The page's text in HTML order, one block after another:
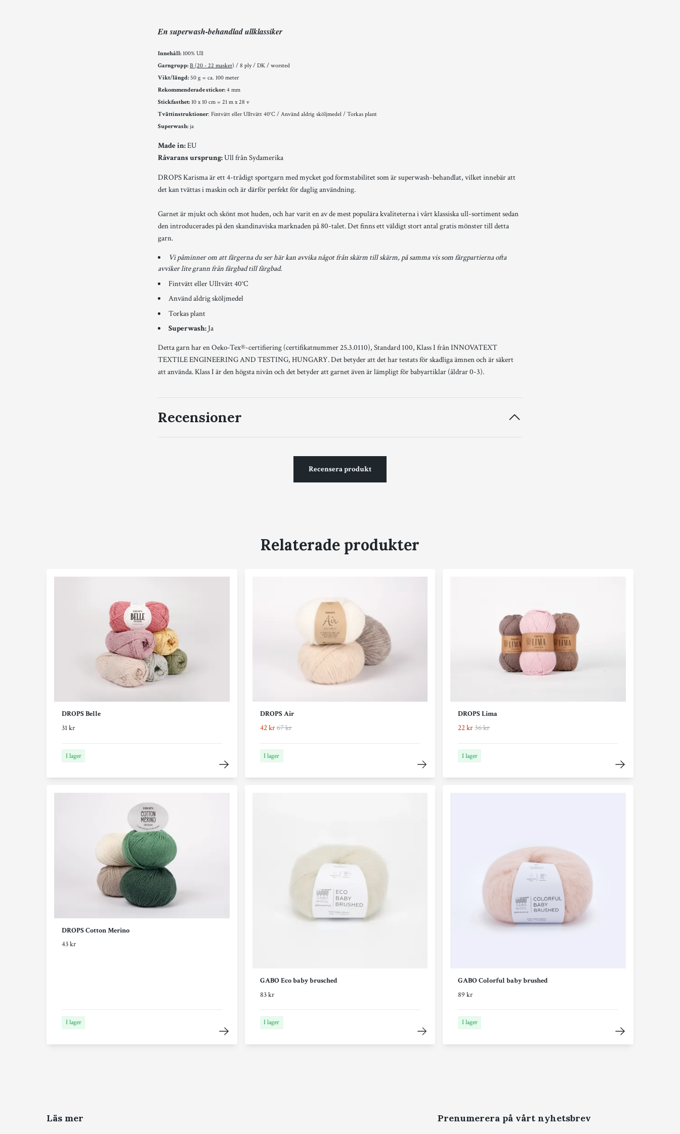
En superwash-behandlad ullklassiker
Innehåll: 100% Ull
Garngrupp: B (20 - 22 masker) / 8 ply / DK / worsted
Vikt/längd: 50 g = ca. 100 meter
Rekommenderade stickor: 4 mm
Stickfasthet: 10 x 10 cm = 21 m x 28 v
Tvättinstruktioner: Fintvätt eller Ulltvätt 40°C / Använd aldrig sköljmedel / Torkas plant
Superwash: ja
Made in:EU
Råvarans ursprung:Ull från Sydamerika
DROPS Karisma är ett 4-trådigt sportgarn med mycket god formstabilitet som är superwash-behandlat, vilket innebär att
det kan tvättas i maskin och är därför perfekt för daglig användning.
Garnet är mjukt och skönt mot huden, och har varit en av de mest populära kvaliteterna i vårt klassiska ull-sortiment sedan
den introducerades på den skandinaviska marknaden på 80-talet. Det finns ett väldigt stort antal gratis mönster till detta
garn.
Vi påminner om att färgerna du ser här kan avvika något från skärm till skärm, på samma vis som färgpartierna ofta
avviker lite grann från färgbad till färgbad.
Fintvätt eller Ulltvätt 40°C
Använd aldrig sköljmedel
Torkas plant
Superwash: Ja
Detta garn har en Oeko-Tex®-certifiering (certifikatnummer 25.3.0110), Standard 100, Klass I från INNOVATEXT
TEXTILE ENGINEERING AND TESTING, HUNGARY. Det betyder att det har testats för skadliga ämnen och är säkert
att använda. Klass I är den högsta nivån och det betyder att garnet även är lämpligt för babyartiklar (åldrar 0-3).
Recensioner
Recensera produkt
Relaterade produkter
DROPS Belle
31 kr
I lager
DROPS Air
42 kr67 kr
I lager
DROPS Lima
22 kr36 kr
I lager
DROPS Cotton Merino
43 kr
I lager
GABO Eco baby brusched
83 kr
I lager
GABO Colorful baby brushed
89 kr
I lager
Läs mer Prenumerera på vårt nyhetsbrev